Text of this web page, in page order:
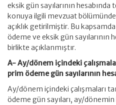
eksik gün sayılarının
konuya ilgili mevzuat
açıklık getirilmiştir. Bu
ödeme ve eksik gün sayılarının
birlikte açıklanmıştır.
A- Ay/dönem içindeki
prim ödeme gün sayılarının
Ay/dönem içindeki çalışmaları
ödeme gün sayıları, ay/